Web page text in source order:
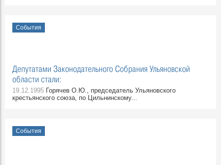
События
Депутатами Законодательного Собрания Ульяновской
области стали:
19.12.1995 Горячев О.Ю., председатель Ульяновского
крестьянского союза, по Цильнинскому...
События